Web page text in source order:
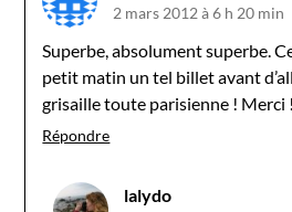
2 mars 2012 à 6 h 20 min
Superbe, absolument superbe.
petit matin un tel billet avant
grisaille toute parisienne ! Merci !
Répondre
lalydo